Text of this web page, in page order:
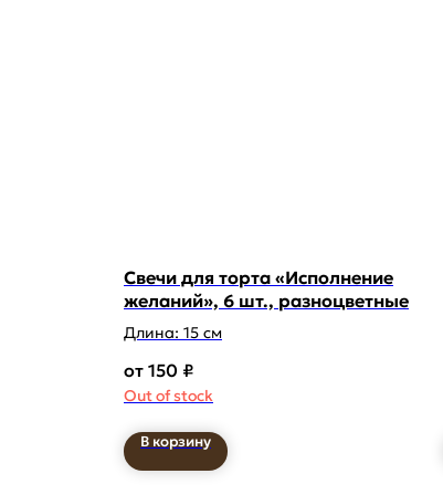
Свечи для торта «Исполнение
желаний», 6 шт., разноцветные
Длина: 15 см
150 ₽
Out of stock
В корзину